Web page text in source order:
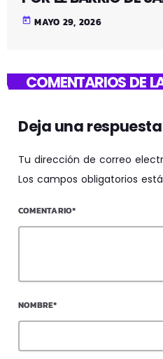
today MAYO 29, 2026
COMENTARIOS DE
Deja una respuesta
Tu dirección de correo
Los campos obligatorios
COMENTARIO*
NOMBRE*